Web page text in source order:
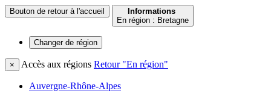
Bouton de retour à l'accueil
Informations
En région : Bretagne
Changer de région
× Accès aux régions Retour "En région"
Auvergne-Rhône-Alpes